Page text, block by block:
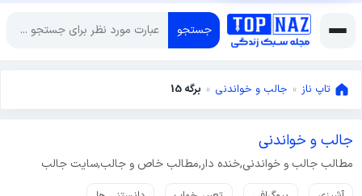
جستجو
تاپ ناز » جالب و خواندنی » برگه 15
جالب و خواندنی
مطالب جالب و خواندنی,خنده دار,مطالب خاص و جالب,سایت جالب